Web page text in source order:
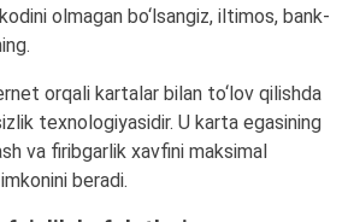
olmagan bo‘lsangiz, iltimos, bank-
orqali kartalar bilan to‘lov qilishda
texnologiyasidir. U karta egasining
va firibgarlik xavfini maksimal
beradi.